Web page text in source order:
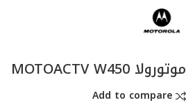
موتورولا MOTOACTV W450
Add to compare